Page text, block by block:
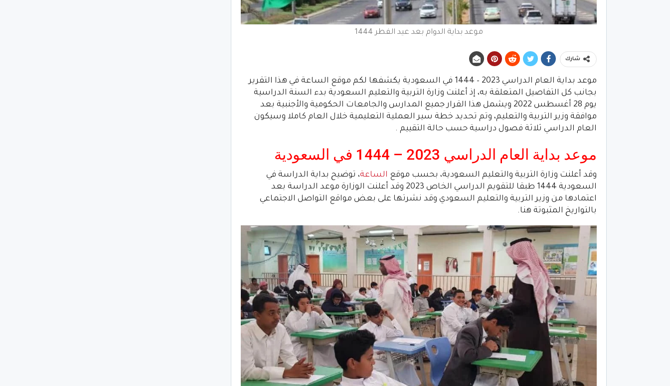
موعد بداية الدوام بعد عيد الفطر 1444
شارك
موعد بداية العام الدراسي 2023 – 1444 في السعودية يكشفها لكم موقع الساعة في هذا التقرير
بجانب كل التفاصيل المتعلقة به، إذ أعلنت وزارة التربية والتعليم السعودية بدء السنة الدراسية
يوم 28 أغسطس 2022 ويشمل هذا القرار جميع المدارس والجامعات الحكومية والأجنبية بعد
موافقة وزير التربية والتعليم، وتم تحديد خطة سير العملية التعليمية خلال العام كاملا وسيكون
العام الدراسي ثلاثة فصول دراسية حسب حالة التقييم .
موعد بداية العام الدراسي 2023 – 1444 في السعودية
وقد أعلنت وزارة التربية والتعليم السعودية، بحسب موقع الساعة، توضيح بداية الدراسة في
السعودية 1444 طبقا للتقويم الدراسي الخاص 2023 وقد أعلنت الوزارة موعد الدراسة بعد
اعتمادها من وزير التربية والتعليم السعودي وقد نشرتها على بعض مواقع التواصل الاجتماعي
بالتواريخ المثبوتة هنا.